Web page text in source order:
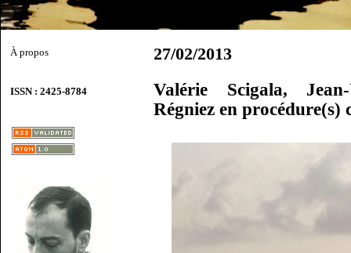
À propos
ISSN : 2425-8784
27/02/2013
Valérie Scigala,
Régniez en procédure(s)